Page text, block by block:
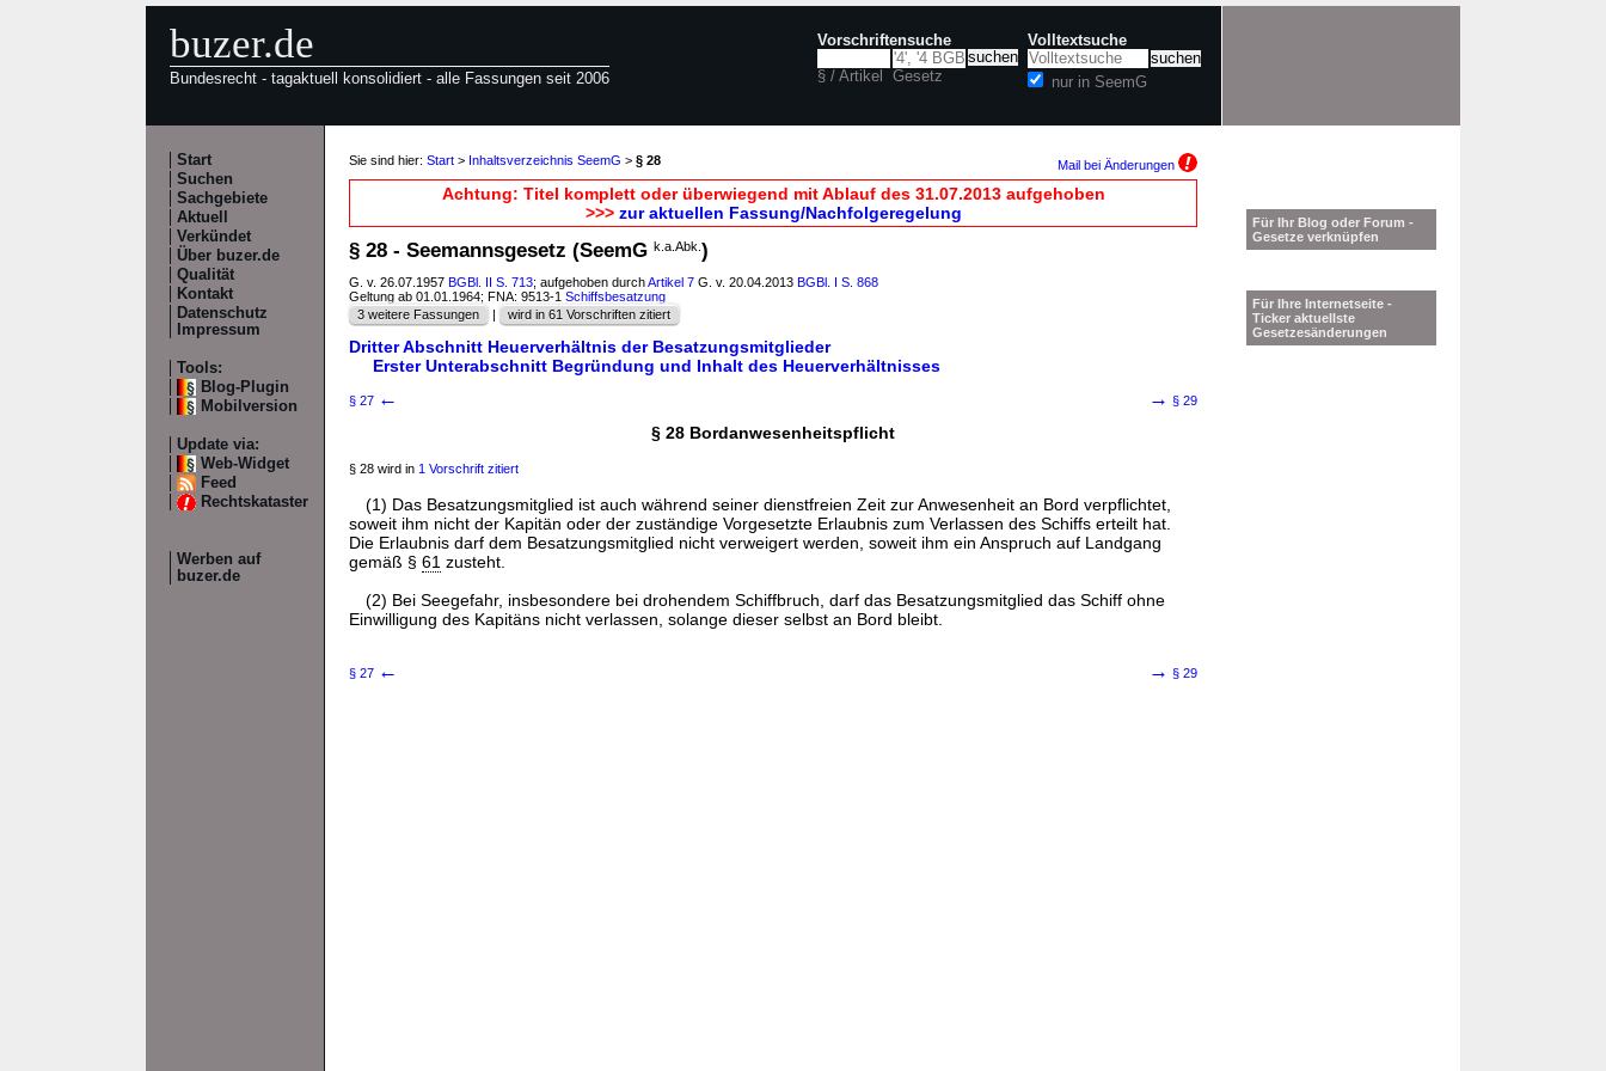
buzer.de
Bundesrecht - tagaktuell konsolidiert - alle Fassungen seit 2006
Vorschriftensuche
§ / Artikel Gesetz
Volltextsuche
nur in SeemG
Start
Suchen
Sachgebiete
Aktuell
Verkündet
Über buzer.de
Qualität
Kontakt
Datenschutz
Impressum
Tools:
Blog-Plugin
Mobilversion
Update via:
Web-Widget
Feed
Rechtskataster
Werben auf
buzer.de
Sie sind hier: Start > Inhaltsverzeichnis SeemG > § 28 Mail bei Änderungen
Achtung: Titel komplett oder überwiegend mit Ablauf des 31.07.2013 aufgehoben
>>> zur aktuellen Fassung/Nachfolgeregelung
§ 28 - Seemannsgesetz (SeemG k.a.Abk. )
G. v. 26.07.1957 BGBl. II S. 713; aufgehoben durchArtikel 7 G. v. 20.04.2013 BGBl. I S. 868
Geltung ab 01.01.1964; FNA: 9513-1 Schiffsbesatzung
3 weitere Fassungen
| wird in 61 Vorschriften zitiert
Dritter Abschnitt Heuerverhältnis der Besatzungsmitglieder
Erster Unterabschnitt Begründung und Inhalt des Heuerverhältnisses
§ 27 ← → § 29
§ 28 Bordanwesenheitspflicht
§ 28 wird in 1 Vorschrift zitiert
(1) Das Besatzungsmitglied ist auch während seiner dienstfreien Zeit zur Anwesenheit an Bord verpflichtet,
soweit ihm nicht der Kapitän oder der zuständige Vorgesetzte Erlaubnis zum Verlassen des Schiffs erteilt hat.
Die Erlaubnis darf dem Besatzungsmitglied nicht verweigert werden, soweit ihm ein Anspruch auf Landgang
gemäß § 61 zusteht.
(2) Bei Seegefahr, insbesondere bei drohendem Schiffbruch, darf das Besatzungsmitglied das Schiff ohne
Einwilligung des Kapitäns nicht verlassen, solange dieser selbst an Bord bleibt.
§ 27 ← → § 29
Für Ihr Blog oder Forum -
Gesetze verknüpfen
Für Ihre Internetseite -
Ticker aktuellste
Gesetzesänderungen